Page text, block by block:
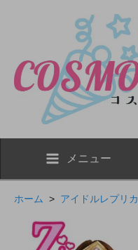
メニュー
ホーム > アイドルレプリカ